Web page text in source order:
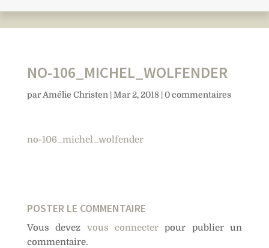
NO-106_MICHEL_WOLFENDER
parAmélie Christen | Mar 2, 2018| 0 commentaires
no-106_michel_wolfender
POSTER LE COMMENTAIRE
Vous devez vous connecter pour publier un
commentaire.